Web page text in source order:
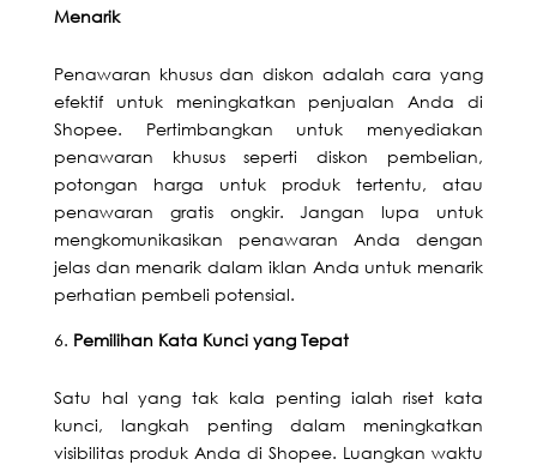
Menarik
Penawaran khusus dan diskon adalah cara yang
efektif untuk meningkatkan penjualan Anda di
Shopee. Pertimbangkan untuk menyediakan
penawaran khusus seperti diskon pembelian,
potongan harga untuk produk tertentu, atau
penawaran gratis ongkir. Jangan lupa untuk
mengkomunikasikan penawaran Anda dengan
jelas dan menarik dalam iklan Anda untuk menarik
perhatian pembeli potensial.
Pemilihan Kata Kunci yang Tepat
Satu hal yang tak kala penting ialah riset kata
kunci, langkah penting dalam meningkatkan
visibilitas produk Anda di Shopee. Luangkan waktu